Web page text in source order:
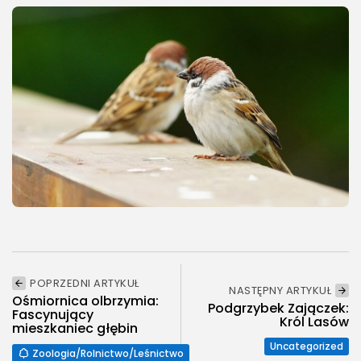
POPRZEDNI ARTYKUŁ
Ośmiornica olbrzymia:
Fascynujący
mieszkaniec głębin
Zoologia/Rolnictwo/Leśnictwo
NASTĘPNY ARTYKUŁ
Podgrzybek Zajączek:
Król Lasów
Uncategorized